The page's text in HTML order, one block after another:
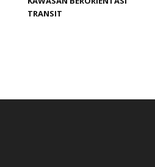
TRANSIT